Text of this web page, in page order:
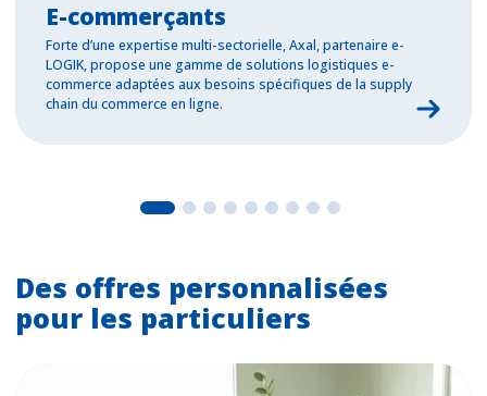
E-commerçants
Forte d’une expertise multi-sectorielle, Axal, partenaire e-
LOGIK, propose une gamme de solutions logistiques e-
commerce adaptées aux besoins spécifiques de la supply
chain du commerce en ligne.
Des offres personnalisées
pour les particuliers